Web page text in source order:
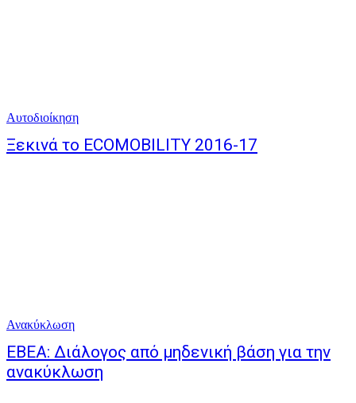
Αυτοδιοίκηση
Ξεκινά το ECOMOBILITY 2016-17
Ανακύκλωση
ΕΒΕΑ: Διάλογος από μηδενική βάση για την
ανακύκλωση